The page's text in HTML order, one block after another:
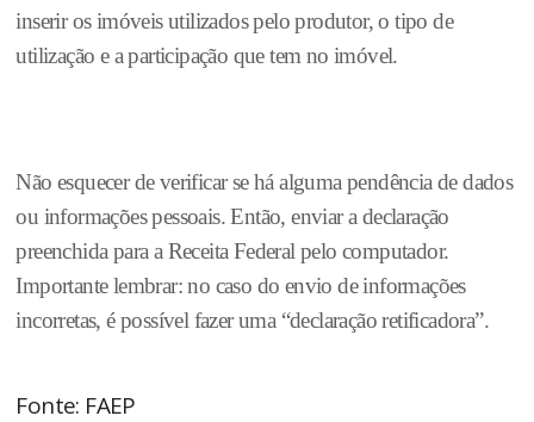
inserir os imóveis utilizados pelo produtor, o tipo de
utilização e a participação que tem no imóvel.
Não esquecer de verificar se há alguma pendência de dados
ou informações pessoais. Então, enviar a declaração
preenchida para a Receita Federal pelo computador.
Importante lembrar: no caso do envio de informações
incorretas, é possível fazer uma “declaração retificadora”.
Fonte: FAEP